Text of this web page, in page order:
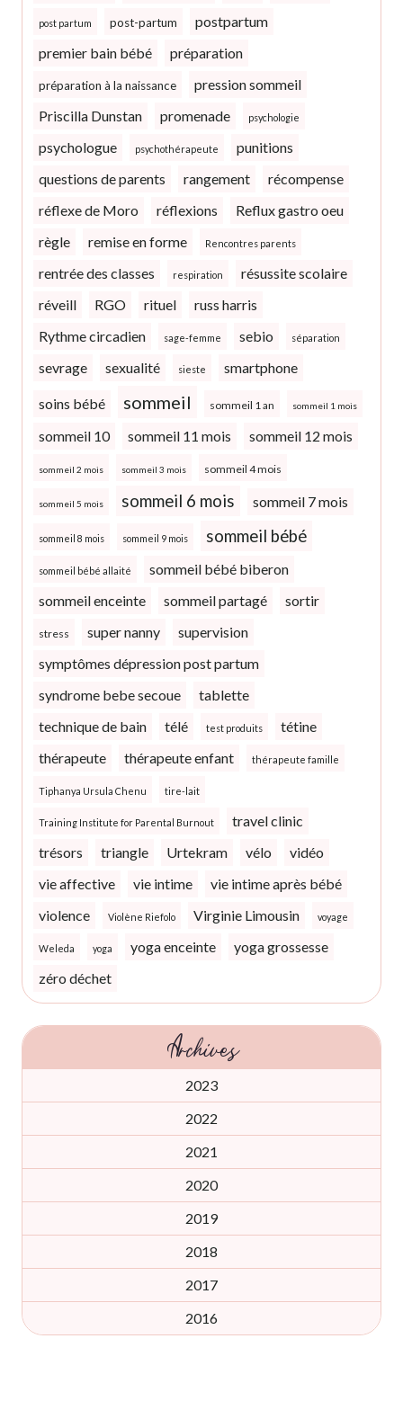
post partum post-partum
postpartum
premier bain bébé
préparation
préparation à la naissance
pression sommeil
Priscilla Dunstan
promenade psychologie
psychologue psychothérapeute
punitions
questions de parents
rangement
récompense
réflexe de Moro
réflexions
Reflux gastro oeu
règle
remise en forme Rencontres parents
rentrée des classes respiration
résussite scolaire
réveill
RGO rituel
russ harris
Rythme circadien
sage-femme sebio séparation
sevrage sexualité sieste smartphone
soins bébé sommeil sommeil 1 an sommeil 1 mois
sommeil 10 sommeil 11 mois sommeil 12 mois
sommeil 2 mois sommeil 3 mois sommeil 4 mois
sommeil 5 mois sommeil 6 mois sommeil 7 mois
sommeil 8 mois sommeil 9 mois sommeil bébé
sommeil bébé allaité
sommeil bébé biberon
sommeil enceinte
sommeil partagé sortir
stress super nanny
supervision
symptômes dépression post partum
syndrome bebe secoue
tablette
technique de bain
télé test produits
tétine
thérapeute
thérapeute enfant thérapeute famille
Tiphanya Ursula Chenu tire-lait
Training Institute for Parental Burnout
travel clinic
trésors
triangle Urtekram vélo
vidéo
vie affective
vie intime
vie intime après bébé
violence
Violène Riefolo Virginie Limousin voyage
Weleda yoga yoga enceinte
yoga grossesse
zéro déchet
Archives
2023
2022
2021
2020
2019
2018
2017
2016